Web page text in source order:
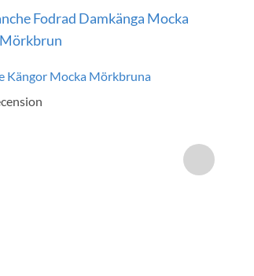
Kängor Mocka Mörkbruna